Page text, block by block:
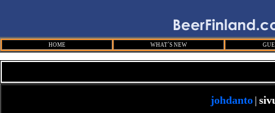
HOME WHAT´S NEW
johdanto |